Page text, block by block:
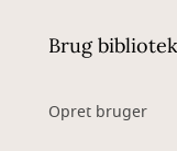
Brug
Opret bruger